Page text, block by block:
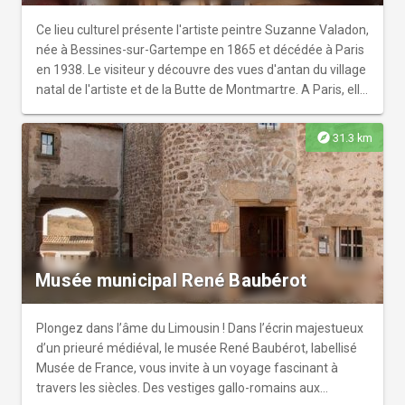
sur demande.
Ce lieu culturel présente l'artiste peintre Suzanne Valadon,
née à Bessines-sur-Gartempe en 1865 et décédée à Paris
en 1938. Le visiteur y découvre des vues d'antan du village
natal de l'artiste et de la Butte de Montmartre. A Paris, elle
Chavanne, Renoir, Toulouse-Lautrec, Degas… Maria la
modèle devient par la suite Suzanne la peintre. Cet
Espace évoque également son fils Maurice Utrillo, autre
peintre mondialement connu. La visite se termine par un
atelier de peintre, fidèlement reconstitué comme à
l'époque de Suzanne Valadon.
explore31.3 km
Musée municipal René Baubérot
Plongez dans l’âme du Limousin ! Dans l’écrin majestueux
d’un prieuré médiéval, le musée René Baubérot, labellisé
Musée de France, vous invite à un voyage fascinant à
travers les siècles. Des vestiges gallo-romains aux